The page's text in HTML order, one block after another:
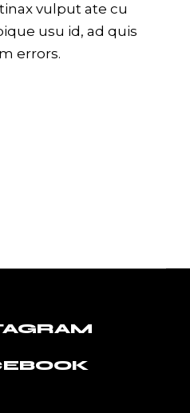
vulput ate cu
usu id, ad quis
errors.